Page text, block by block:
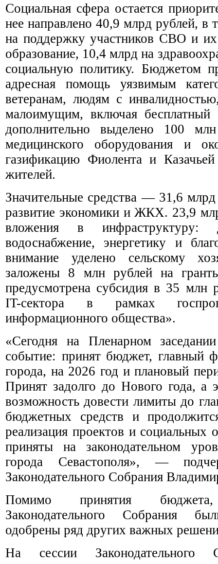
Социальная сфера остается
нее направлено 40,9 млрд рублей,
на поддержку участников СВО и
образование, 10,4 млрд на
социальную политику. Бюджетом
адресная помощь уязвимым
ветеранам, людям с
малоимущим, включая бесплатный
дополнительно выделено 100
медицинского оборудования
газификацию Фиолента и
жителей.
Значительные средства — 31,6
развитие экономики и ЖКХ. 23,9
вложения в инфраструктуру:
водоснабжение, энергетику и
внимание уделено сельскому
заложены 8 млн рублей на
предусмотрена субсидия в 35 млн
IT-сектора в рамках
информационного общества».
«Сегодня на Пленарном
событие: принят бюджет, главный
города, на 2026 год и плановый
Принят задолго до Нового года, а
возможность довести лимиты до
бюджетных средств и
реализация проектов и социальных
приняты на законодательном
города Севастополя», —
Законодательного Собрания
Помимо принятия
Законодательного Собрания
одобрены ряд других важных
На сессии Законодательного